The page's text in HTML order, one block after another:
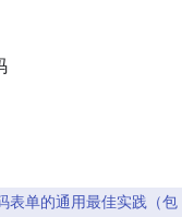
表单的通用最佳实践（包